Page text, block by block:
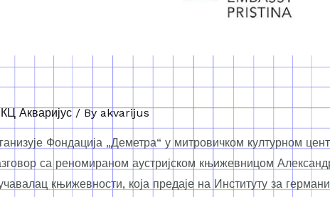
Акваријус/ Byakvarijus
Фондација „Деметра“ у митровичком културном
са реномираном аустријском књижевницом
књижевности, која предаје на Институту за